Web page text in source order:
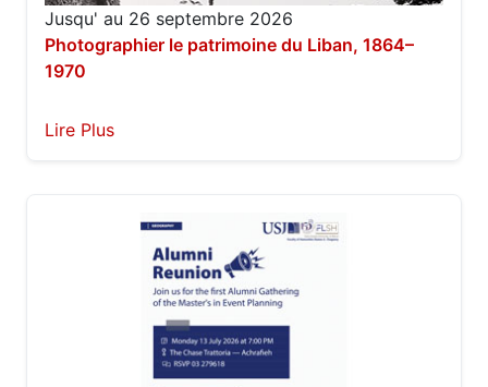
Jusqu' au 26 septembre 2026
Photographier le patrimoine du Liban, 1864–
1970
Lire Plus